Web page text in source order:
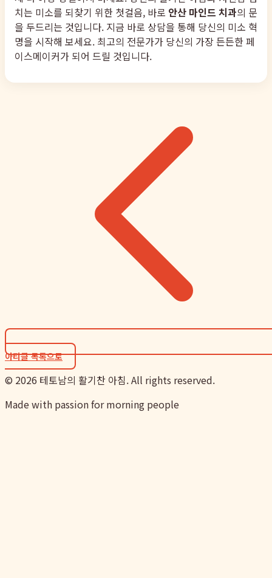
치는 미소를 되찾기 위한 첫걸음, 바로 안산 마인드 치과의 문
을 두드리는 것입니다. 지금 바로 상담을 통해 당신의 미소 혁
명을 시작해 보세요. 최고의 전문가가 당신의 가장 든든한 페
이스메이커가 되어 드릴 것입니다.
아티클 목록으로
© 2026 테토남의 활기찬 아침. All rights reserved.
Made with passion for morning people